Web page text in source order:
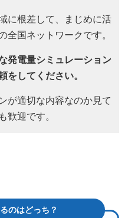
に根差して、まじめに活
全国ネットワークです。
発電量シミュレーション
をしてください。
が適切な内容なのか見て
歓迎です。